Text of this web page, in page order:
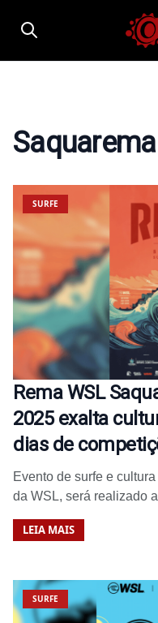
SURFE
Rema WSL
2025 exalta
dias de
Evento de surfe e
da WSL, será realizado
LEIA MAIS
SURFE